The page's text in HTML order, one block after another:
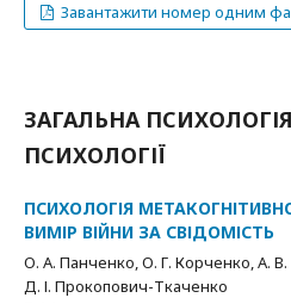
Завантажити номер одним
ЗАГАЛЬНА
ПСИХОЛОГІЇ
ПСИХОЛОГІЯ
ВИМІР ВІЙНИ ЗА СВІДОМІСТЬ
О. А. Панченко, О. Г. Корченко, А.
Д. І. Прокопович-Ткаченко